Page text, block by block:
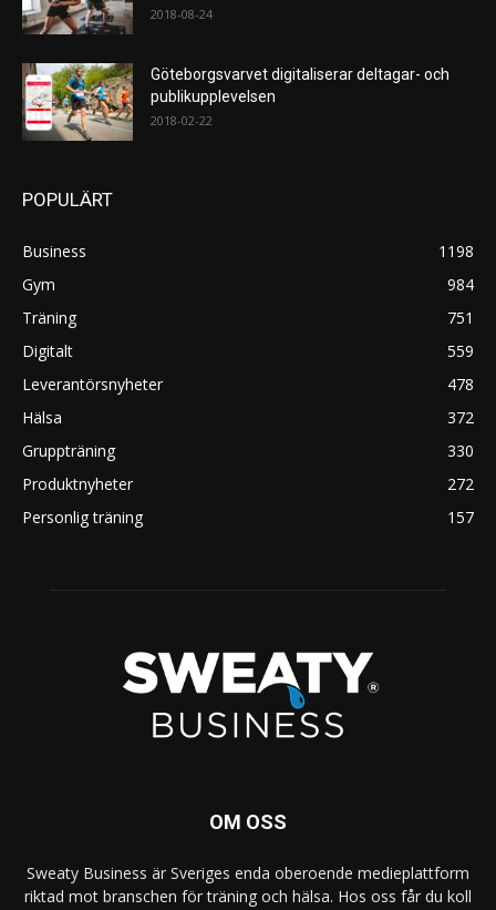
2018-08-24
Göteborgsvarvet digitaliserar deltagar- och
publikupplevelsen
2018-02-22
POPULÄRT
Business
1198
Gym
984
Träning
751
Digitalt
559
Leverantörsnyheter
478
Hälsa
372
Gruppträning
330
Produktnyheter
272
Personlig träning
157
OM OSS
Sweaty Business är Sveriges enda oberoende medieplattform
riktad mot branschen för träning och hälsa. Hos oss får du koll